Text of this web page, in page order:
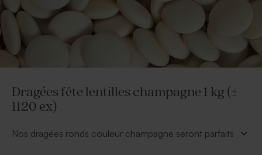
Dragées fête lentilles champagne 1 kg (±
1120 ex)
Nos dragées ronds couleur champagne seront parfaits